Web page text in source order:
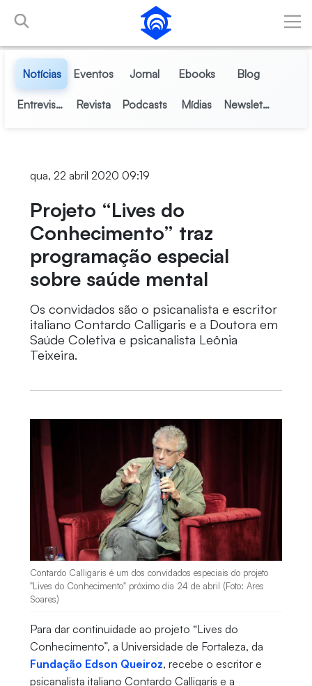
Pular para o Conteúdo principal
Notícias Eventos Jornal Ebooks Blog
Entrevistas Revista Podcasts Mídias Newsletter
qua, 22 abril 2020 09:19
Projeto “Lives do
Conhecimento” traz
programação especial
sobre saúde mental
Os convidados são o psicanalista e escritor
italiano Contardo Calligaris e a Doutora em
Saúde Coletiva e psicanalista Leônia
Teixeira.
Contardo Calligaris é um dos convidados especiais do projeto
"Lives do Conhecimento" próximo dia 24 de abril (Foto: Ares
Soares)
Para dar continuidade ao projeto “Lives do
Conhecimento”, a Universidade de Fortaleza, da
Fundação Edson Queiroz, recebe o escritor e
psicanalista italiano Contardo Calligaris e a